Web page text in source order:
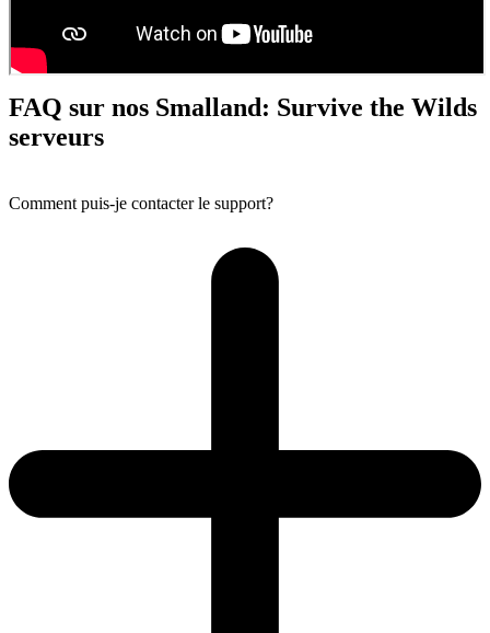
FAQ sur nos Smalland: Survive the Wilds
serveurs
Comment puis-je contacter le support?